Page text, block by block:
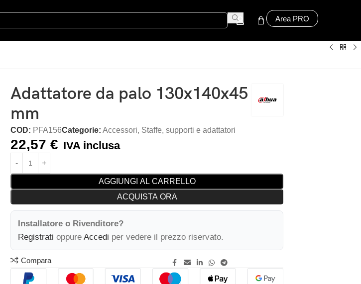
Area PRO
Adattatore da palo 130x140x45
mm
COD: PFA156Categorie: Accessori, Staffe, supporti e adattatori
22,57€ IVA inclusa
AGGIUNGI AL CARRELLO
ACQUISTA ORA
Installatore o Rivenditore?
Registrati oppureAccedi per vedere il prezzo riservato.
Compara